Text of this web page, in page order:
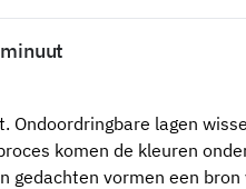
Ondoordringbare lagen
komen de kleuren
gedachten vormen een bron